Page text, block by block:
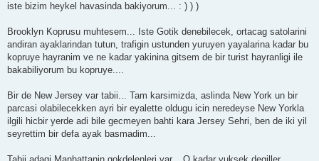
iste bizim heykel havasinda bakiyorum... : ) ) )
Brooklyn Koprusu muhtesem... Iste Gotik denebilecek, ortacag satolarini
andiran ayaklarindan tutun, trafigin ustunden yuruyen yayalarina kadar bu
kopruye hayranim ve ne kadar yakinina gitsem de bir turist hayranligi ile
bakabiliyorum bu kopruye....
Bir de New Jersey var tabii... Tam karsimizda, aslinda New York un bir
parcasi olabilecekken ayri bir eyalette oldugu icin neredeyse New Yorkla
ilgili hicbir yerde adi bile gecmeyen bahti kara Jersey Sehri, ben de iki yil
seyrettim bir defa ayak basmadim...